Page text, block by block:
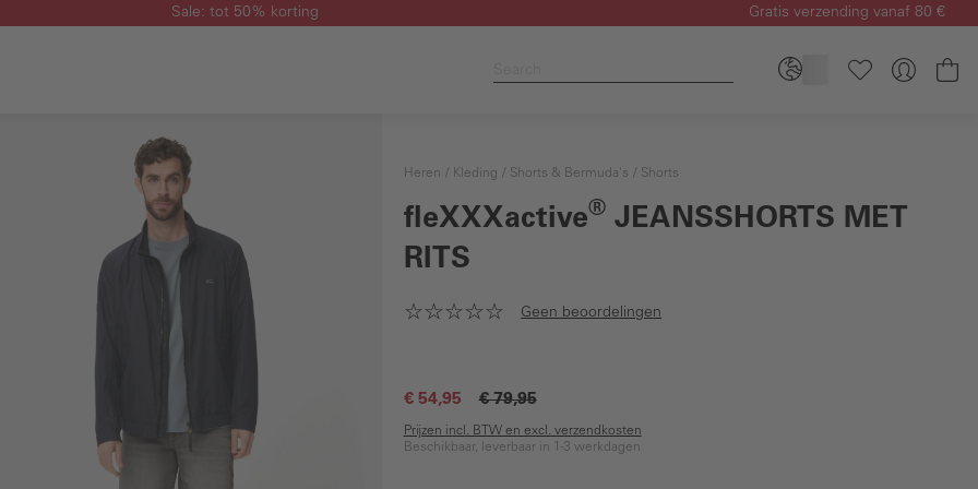
Sale: tot 50% korting Gratis verzending vanaf 80 €
Heren Kleding Shorts & Bermuda's Shorts
fleXXXactive® JEANSSHORTS MET
RITS
Geen beoordelingen
€ 54,95 € 79,95
Prijzen incl. BTW en excl. verzendkosten
Beschikbaar, leverbaar in 1-3 werkdagen